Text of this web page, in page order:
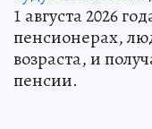
1 августа 2026
пенсионерах,
возраста, и
пенсии.